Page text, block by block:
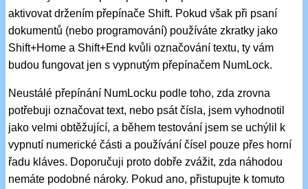
aktivovat držením přepínače Shift. Pokud však při psaní
dokumentů (nebo programování) používáte zkratky jako
Shift+Home a Shift+End kvůli označování textu, ty vám
budou fungovat jen s vypnutým přepínačem NumLock.
Neustálé přepínání NumLocku podle toho, zda zrovna
potřebuji označovat text, nebo psát čísla, jsem vyhodnotil
jako velmi obtěžující, a během testování jsem se uchýlil k
vypnutí numerické části a používání čísel pouze přes horní
řadu kláves. Doporučuji proto dobře zvážit, zda náhodou
nemáte podobné nároky. Pokud ano, přistupujte k tomuto